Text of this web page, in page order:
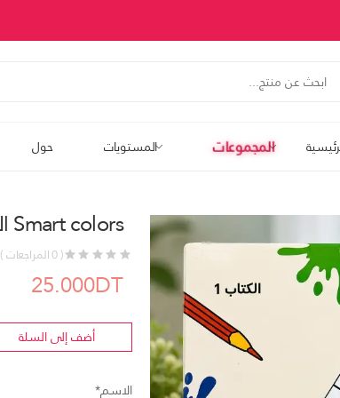
المجموعات المستويات حول
Smart colors الألوان الذكية
( 0 المراجعات )
25.000DT
أضف إلى السلة
الاسم*